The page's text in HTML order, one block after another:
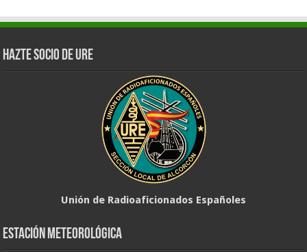
Hazte Socio de URE
Unión de Radioaficionados Españoles
Estación Meteorológica